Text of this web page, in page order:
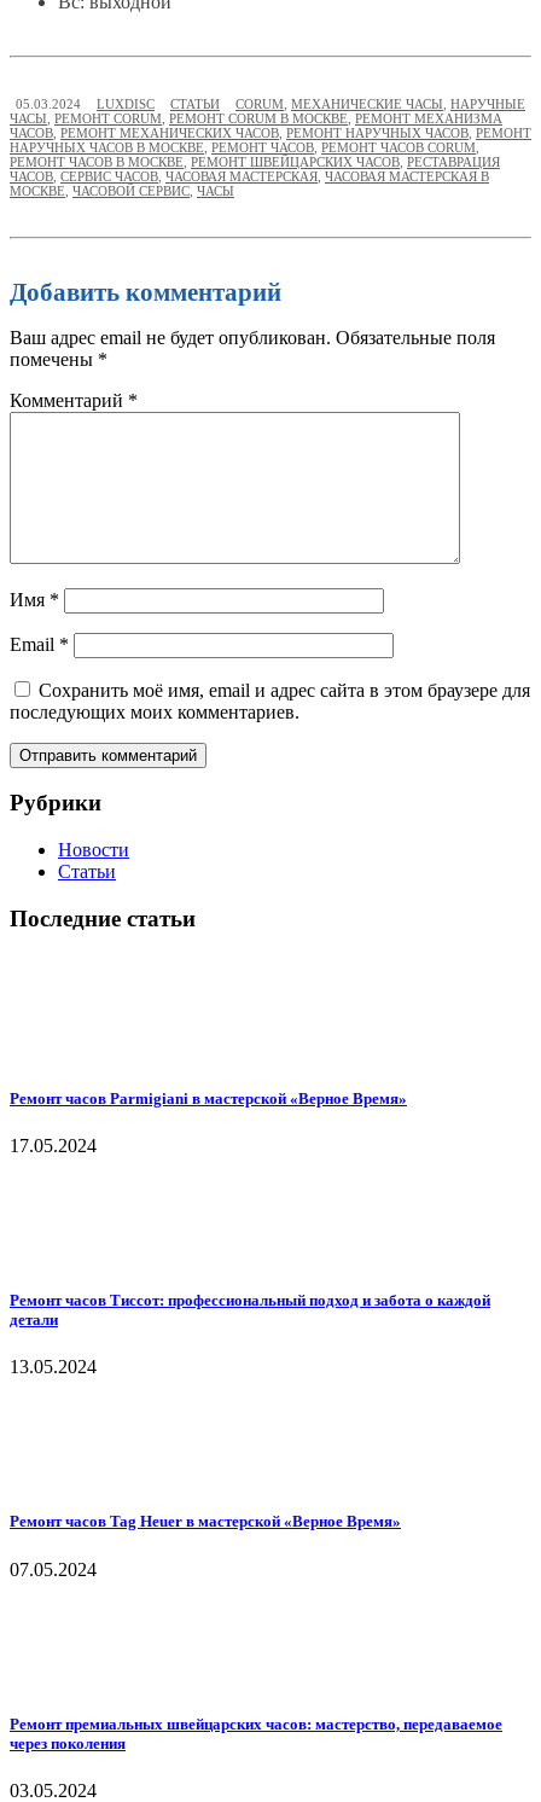
05.03.2024 LUXDISC СТАТЬИ CORUM МЕХАНИЧЕСКИЕ ЧАСЫ НАРУЧНЫЕ
ЧАСЫ РЕМОНТ CORUM РЕМОНТ CORUM В МОСКВЕ РЕМОНТ МЕХАНИЗМА
ЧАСОВ РЕМОНТ МЕХАНИЧЕСКИХ ЧАСОВ РЕМОНТ НАРУЧНЫХ ЧАСОВ РЕМОНТ
НАРУЧНЫХ ЧАСОВ В МОСКВЕ РЕМОНТ ЧАСОВ РЕМОНТ ЧАСОВ CORUM
РЕМОНТ ЧАСОВ В МОСКВЕ РЕМОНТ ШВЕЙЦАРСКИХ ЧАСОВ РЕСТАВРАЦИЯ
ЧАСОВ СЕРВИС ЧАСОВ ЧАСОВАЯ МАСТЕРСКАЯ ЧАСОВАЯ МАСТЕРСКАЯ В
МОСКВЕ ЧАСОВОЙ СЕРВИС ЧАСЫ
Добавить комментарий
Ваш адрес email не будет опубликован. Обязательные поля
помечены *
Комментарий *
Имя *
Email *
Сохранить моё имя, email и адрес сайта в этом браузере для
последующих моих комментариев.
Рубрики
Новости
Статьи
Последние статьи
Ремонт часов Parmigiani в мастерской «Верное Время»
17.05.2024
Ремонт часов Тиссот: профессиональный подход и забота о каждой
детали
13.05.2024
Ремонт часов Tag Heuer в мастерской «Верное Время»
07.05.2024
Ремонт премиальных швейцарских часов: мастерство, передаваемое
через поколения
03.05.2024